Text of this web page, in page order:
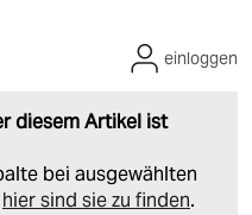
diesem Artikel ist
bei ausgewählten
hier sind sie zu finden.
einloggen